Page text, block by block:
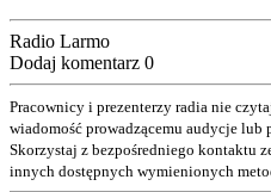
Radio Larmo
Dodaj komentarz 0
Pracownicy i prezenterzy radia nie
wiadomość prowadzącemu audycje
Skorzystaj z bezpośredniego kontaktu
innych dostępnych wymienionych